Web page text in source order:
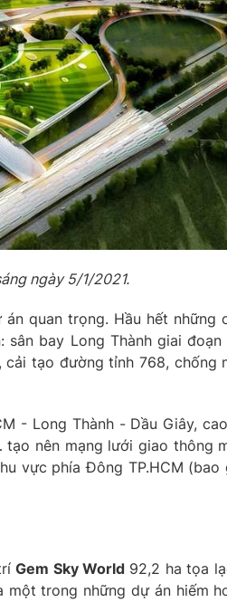
ngày 5/1/2021.
quan trọng. Hầu hết những
bay Long Thành giai đoạn
tạo đường tỉnh 768, chống
- Long Thành - Dầu Giây,
tạo nên mạng lưới giao thông
vực phía Đông TP.HCM (bao
Gem Sky World 92,2 ha tọa
một trong những dự án hiếm